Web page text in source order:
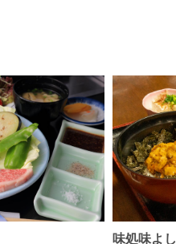
味処味よし